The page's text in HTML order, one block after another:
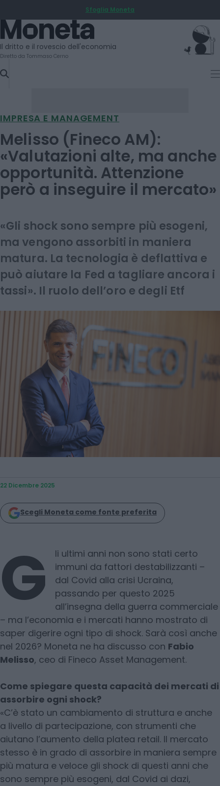
TO
CONTENT
Sfoglia Moneta
Moneta
Il dritto e il rovescio dell'economia
Diretto da Tommaso Cerno
IMPRESA E MANAGEMENT
Melisso (Fineco AM):
«Valutazioni alte, ma anche
opportunità. Attenzione
però a inseguire il mercato»
«Gli shock sono sempre più esogeni,
ma vengono assorbiti in maniera
matura. La tecnologia è deflattiva e
può aiutare la Fed a tagliare ancora i
tassi». Il ruolo dell’oro e degli Etf
22 Dicembre 2025
Scegli Moneta come fonte preferita
G
li ultimi anni non sono stati certo
immuni da fattori destabilizzanti –
dal Covid alla crisi Ucraina,
passando per questo 2025
all’insegna della guerra commerciale
– ma l’economia e i mercati hanno mostrato di
saper digerire ogni tipo di shock. Sarà così anche
nel 2026? Moneta ne ha discusso con Fabio
Melisso, ceo di Fineco Asset Management.
Come spiegare questa capacità dei mercati di
assorbire ogni shock?
«C’è stato un cambiamento di struttura e anche
a livello di partecipazione, con strumenti che
aiutano l’aumento della platea retail. Il mercato
stesso è in grado di assorbire in maniera sempre
più matura e veloce gli shock di questi anni che
sono sempre più esogeni, dal Covid ai dazi,